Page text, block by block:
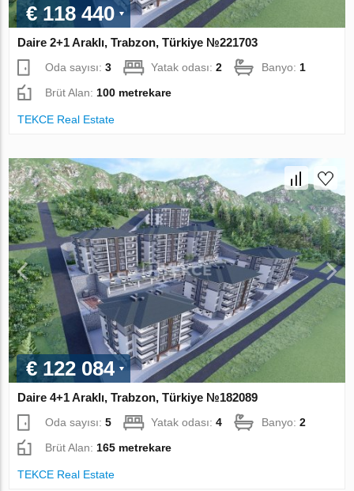
€ 118 440
Daire 2+1 Araklı, Trabzon, Türkiye №221703
Oda sayısı:3 Yatak odası:2 Banyo: 1
Brüt Alan: 100 metrekare
TEKCE Real Estate
€ 122 084
Daire 4+1 Araklı, Trabzon, Türkiye №182089
Oda sayısı:5 Yatak odası:4 Banyo:2
Brüt Alan: 165 metrekare
TEKCE Real Estate